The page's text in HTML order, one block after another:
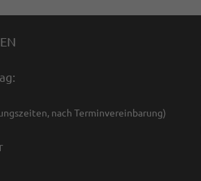
nach Terminvereinbarung)